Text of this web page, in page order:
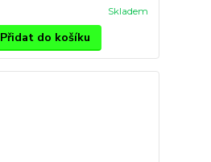
Skladem
Přidat do košíku